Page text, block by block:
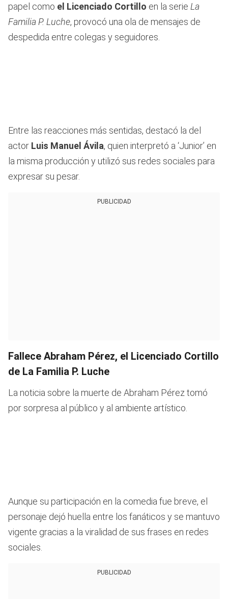
papel como el Licenciado Cortillo en la serie La
Familia P. Luche, provocó una ola de mensajes de
despedida entre colegas y seguidores.
Entre las reacciones más sentidas, destacó la del
actor Luis Manuel Ávila, quien interpretó a ‘Junior’ en
la misma producción y utilizó sus redes sociales para
expresar su pesar.
PUBLICIDAD
Fallece Abraham Pérez, el Licenciado Cortillo
de La Familia P. Luche
La noticia sobre la muerte de Abraham Pérez tomó
por sorpresa al público y al ambiente artístico.
Aunque su participación en la comedia fue breve, el
personaje dejó huella entre los fanáticos y se mantuvo
vigente gracias a la viralidad de sus frases en redes
sociales.
PUBLICIDAD